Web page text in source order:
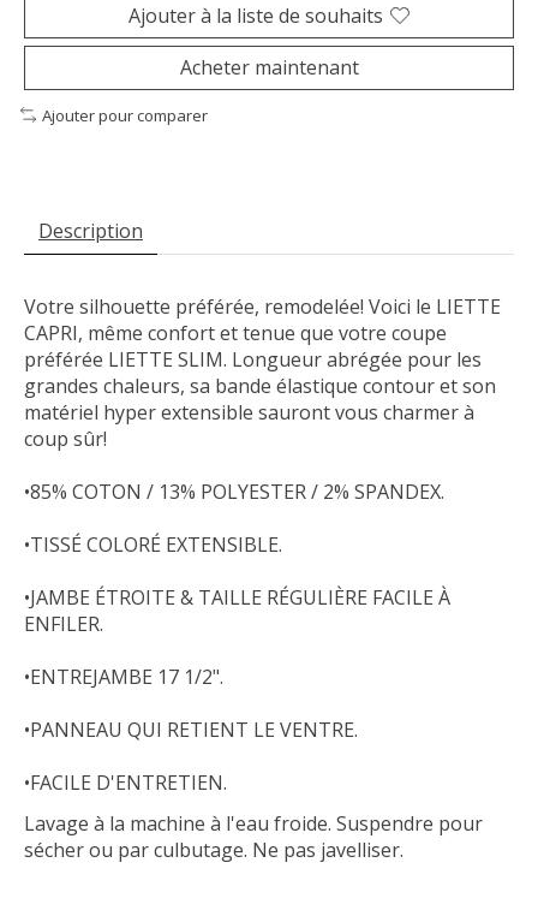
Ajouter à la liste de souhaits
Acheter maintenant
Ajouter pour comparer
Description
Votre silhouette préférée, remodelée! Voici le LIETTE
CAPRI, même confort et tenue que votre coupe
préférée LIETTE SLIM. Longueur abrégée pour les
grandes chaleurs, sa bande élastique contour et son
matériel hyper extensible sauront vous charmer à
coup sûr!
•85% COTON / 13% POLYESTER / 2% SPANDEX.
•TISSÉ COLORÉ EXTENSIBLE.
•JAMBE ÉTROITE & TAILLE RÉGULIÈRE FACILE À
ENFILER.
•ENTREJAMBE 17 1/2".
•PANNEAU QUI RETIENT LE VENTRE.
•FACILE D'ENTRETIEN.
Lavage à la machine à l'eau froide. Suspendre pour
sécher ou par culbutage. Ne pas javelliser.